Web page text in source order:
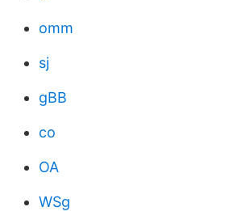
omm
sj
gBB
co
OA
WSg